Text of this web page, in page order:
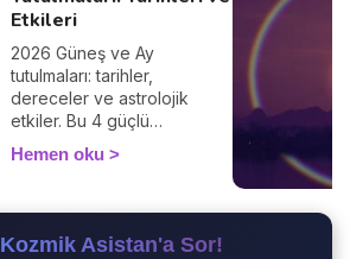
ihtiyacınız olan doğum
%100 güvenilir bir sonuç
alacağınızdan emin
olabilirsiniz 🙏.
Etkileri
2026 Güneş ve Ay
tutulmaları: tarihler,
dereceler ve astrolojik
etkiler. Bu 4 güçlü
fenomenin hayatınızı nasıl
etkilediğini keşfedin.
Hemen oku
Kozmik Asistan'a Sor!